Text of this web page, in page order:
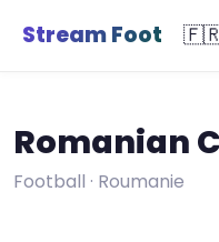
Stream Foot
Romanian
Football · Roumanie